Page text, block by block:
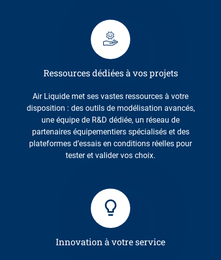
Ressources dédiées à vos projets
Air Liquide met ses vastes ressources à votre
disposition : des outils de modélisation avancés,
une équipe de R&D dédiée, un réseau de
partenaires équipementiers spécialisés et des
plateformes d’essais en conditions réelles pour
tester et valider vos choix.
Innovation à votre service